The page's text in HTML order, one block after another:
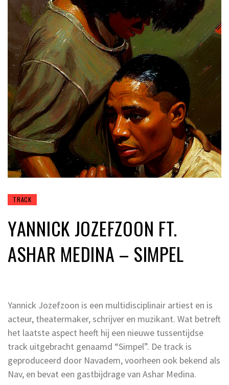
TRACK
YANNICK JOZEFZOON FT.
ASHAR MEDINA – SIMPEL
Yannick Jozefzoon is een multidisciplinair artiest en is
acteur, theatermaker, schrijver en muzikant. Wat betreft
het laatste aspect heeft hij een nieuwe tussentijdse
track uitgebracht genaamd “Simpel”. De track is
geproduceerd door Navadem, voorheen ook bekend als
Nav, en bevat een gastbijdrage van Ashar Medina.